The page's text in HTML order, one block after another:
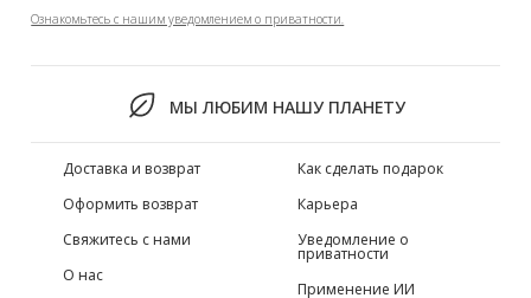
Ознакомьтесь с нашим уведомлением о приватности.
МЫ ЛЮБИМ НАШУ ПЛАНЕТУ
Доставка и возврат
Оформить возврат
Свяжитесь с нами
О нас
Как сделать подарок
Карьера
Уведомление о
приватности
Применение ИИ